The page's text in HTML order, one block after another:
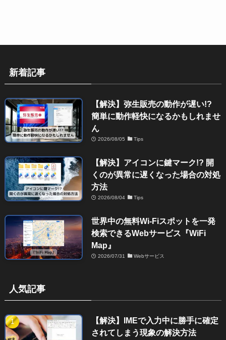
新着記事
【解決】弥生販売の動作が遅い!?
簡単に動作軽快になるかもしれませ
ん
2026/08/05 Tips
【解決】アイコンに鍵マーク!? 開
くのが異常に遅くなった場合の対処
方法
2026/08/04 Tips
世界中の無料Wi-Fiスポットを一発
検索できるWebサービス『WiFi
Map』
2026/07/31 Webサービス
人気記事
【解決】IMEで入力中に勝手に確定
されてしまう現象の解決方法